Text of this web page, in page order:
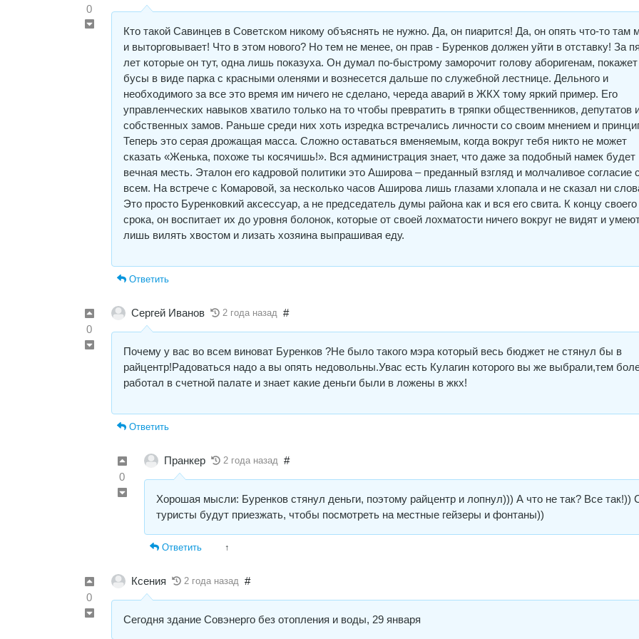
0
Кто такой Савинцев в Советском никому объяснять не нужно. Да, он пиарится! Да, он опять что-то там
и выторговывает! Что в этом нового? Но тем не менее, он прав - Буренков должен уйти в отставку! За
лет которые он тут, одна лишь показуха. Он думал по-быстрому заморочит голову аборигенам, покажет
бусы в виде парка с красными оленями и вознесется дальше по служебной лестнице. Дельного и
необходимого за все это время им ничего не сделано, череда аварий в ЖКХ тому яркий пример. Его
управленческих навыков хватило только на то чтобы превратить в тряпки общественников, депутатов
собственных замов. Раньше среди них хоть изредка встречались личности со своим мнением и
Теперь это серая дрожащая масса. Сложно оставаться вменяемым, когда вокруг тебя никто не может
сказать «Женька, похоже ты косячишь!». Вся администрация знает, что даже за подобный намек будет
вечная месть. Эталон его кадровой политики это Аширова – преданный взгляд и молчаливое согласие
всем. На встрече с Комаровой, за несколько часов Аширова лишь глазами хлопала и не сказал ни
Это просто Буренковкий аксессуар, а не председатель думы района как и вся его свита. К концу своего
срока, он воспитает их до уровня болонок, которые от своей лохматости ничего вокруг не видят и
лишь вилять хвостом и лизать хозяина выпрашивая еду.
Ответить
0
Сергей Иванов 2 года назад #
Почему у вас во всем виноват Буренков ?Не было такого мэра который весь бюджет не стянул бы в
райцентр!Радоваться надо а вы опять недовольны.Увас есть Кулагин которого вы же выбрали,тем
работал в счетной палате и знает какие деньги были в ложены в жкх!
Ответить
0
Пранкер 2 года назад #
Хорошая мысли: Буренков стянул деньги, поэтому райцентр и лопнул))) А что не так? Все так!))
туристы будут приезжать, чтобы посмотреть на местные гейзеры и фонтаны))
Ответить ↑
0
Ксения 2 года назад #
Сегодня здание Совэнерго без отопления и воды, 29 января